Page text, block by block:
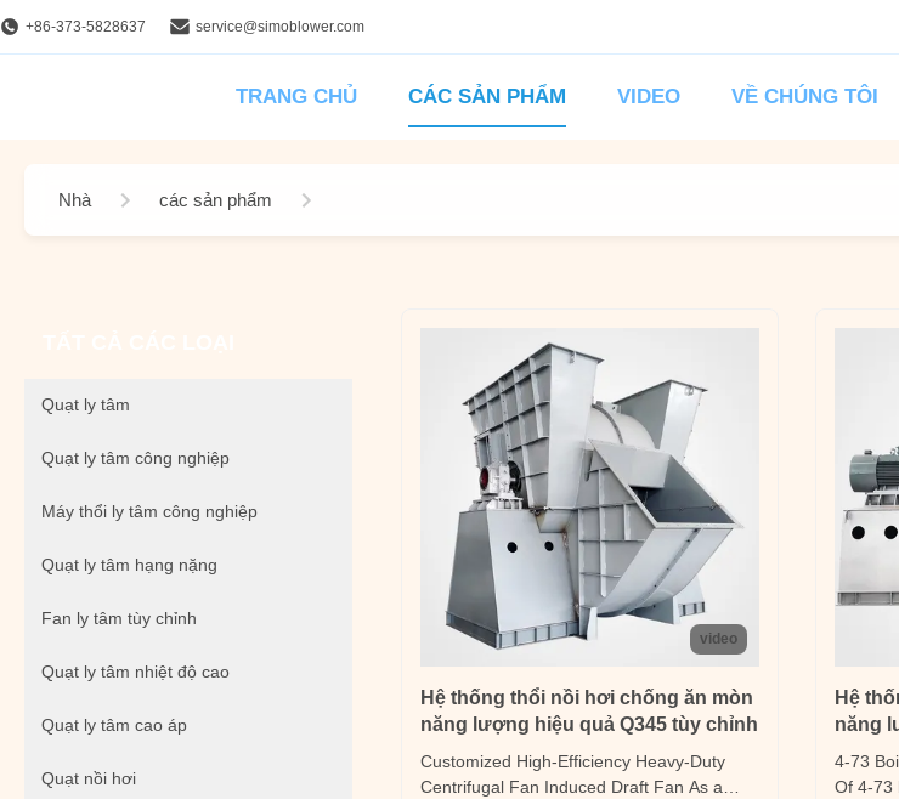
+86-373-5828637 service@simoblower.com
TRANG CHỦ CÁC SẢN PHẨM VIDEO VỀ CHÚNG TÔI
Nhà các sản phẩm
Quạt ly tâm
Quạt ly tâm công nghiệp
Máy thổi ly tâm công nghiệp
Quạt ly tâm hạng nặng
Fan ly tâm tùy chỉnh
Quạt ly tâm nhiệt độ cao
Quạt ly tâm cao áp
Quạt nồi hơi
video
Hệ thống thổi nồi hơi chống ăn mòn
năng lượng hiệu quả Q345 tùy chỉnh
Customized High-Efficiency Heavy-Duty
Centrifugal Fan Induced Draft Fan As a
Hệ
năng
4-73
Of 4-73